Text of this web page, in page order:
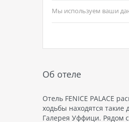
Мы используем ваши
Об отеле
Отель FENICE PALACE
ходьбы находятся
Галерея Уффици. Рядом